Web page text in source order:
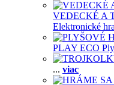
VEDECKÉ A
Elektronické
PLAY ECO
... viac